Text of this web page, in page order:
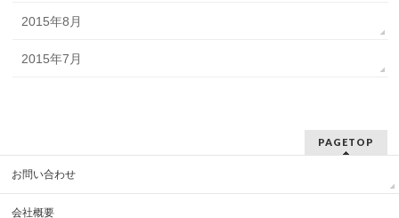
2015年8月
2015年7月
PAGETOP
お問い合わせ
会社概要